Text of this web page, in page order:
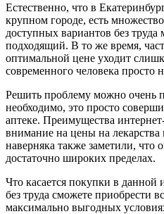
Естественно, что в
крупном городе, есть
доступных вариантов без
подходящий. В то же время,
оптимальной цене уходит
современного человека просто
Решить проблему можно очень
необходимо, это просто
аптеке. Преимущества
внимание на цены на лекарства
наверняка также заметили, что
достаточно широких пределах.
Что касается покупки в данной
без труда сможете приобрести
максимально выгодных